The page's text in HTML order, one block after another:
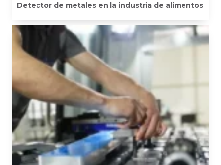
Detector de metales en la industria de alimentos